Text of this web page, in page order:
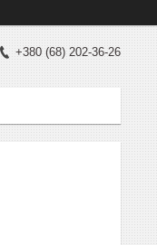
+380 (68) 202-36-26